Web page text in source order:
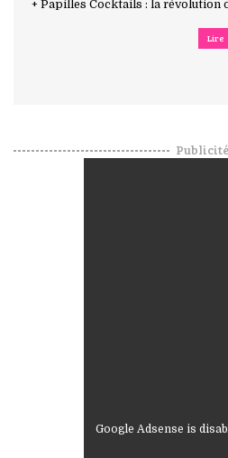
+ Papilles Cocktails : la révolution
Lire
Publicité
Google Adsense is